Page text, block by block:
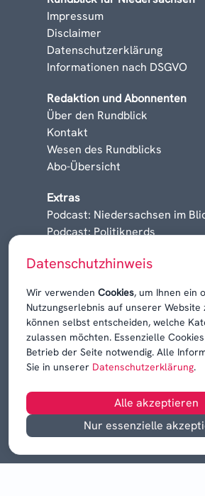
Datenschutzhinweis
Wir verwenden Cookies, um Ihnen ein
Nutzungserlebnis auf unserer Website
können selbst entscheiden, welche
zulassen möchten. Essenzielle
Betrieb der Seite notwendig. Alle
Sie in unserer Datenschutzerklärung.
Alle akzeptieren
Nur essenzielle
Impressum
Disclaimer
Datenschutzerklärung
Informationen nach DSGVO
Redaktion und Abonnenten
Über den Rundblick
Kontakt
Wesen des Rundblicks
Abo-Übersicht
Extras
Podcast: Niedersachsen im
Podcast: Politiknerds
Karrieren, Krisen &